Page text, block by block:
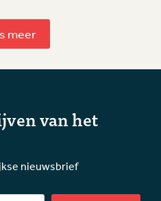
meer
van het
nieuwsbrief